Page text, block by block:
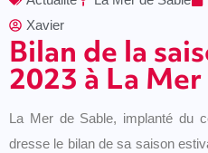
Xavier
Bilan de la
2023 à La
La Mer de Sable, implanté du
dresse le bilan de sa saison